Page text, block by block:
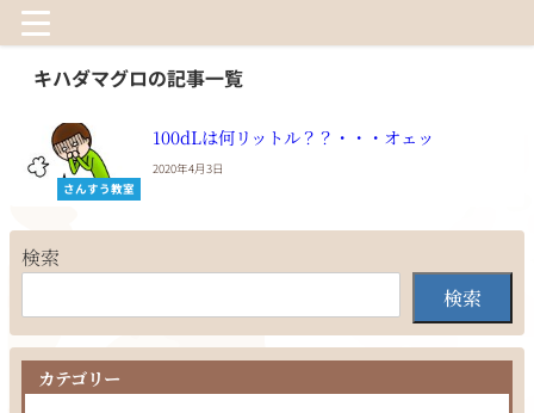
キハダマグロの記事一覧
さんすう教室
100dLは何リットル？？・・・オェッ
2020年4月3日
検索
検索
カテゴリー